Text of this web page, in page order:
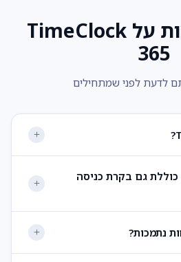
שאלות נפוצות על TimeClock
365
לדעת לפני שמתחילים
האם TimeClock 365 כוללת גם בקרת כניסה
נתמכות?